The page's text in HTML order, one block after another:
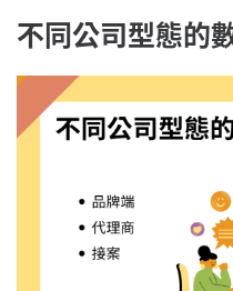
不同公司型態的